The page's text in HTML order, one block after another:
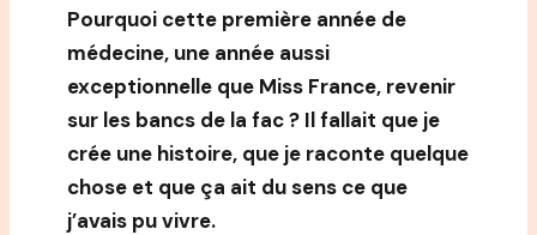
Pourquoi cette première année de
médecine, une année aussi
exceptionnelle que Miss France, revenir
sur les bancs de la fac ? Il fallait que je
crée une histoire, que je raconte quelque
chose et que ça ait du sens ce que
j’avais pu vivre.